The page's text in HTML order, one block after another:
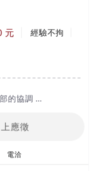
元
經驗不拘
的協調
的協調
應徵
電洽